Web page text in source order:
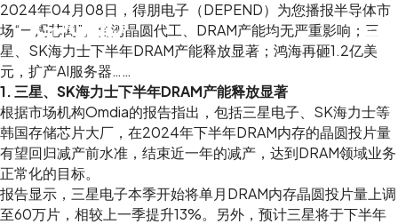
2024年04月08日，得朋电子（DEPEND）为您播报半导体市
场“一周芯闻”。台湾晶圆代工、DRAM产能均无严重影响；三
星、SK海力士下半年DRAM产能释放显著；鸿海再砸1.2亿美
元，扩产AI服务器……
1. 三星、SK海力士下半年DRAM产能释放显著
根据市场机构Omdia的报告指出，包括三星电子、SK海力士等
韩国存储芯片大厂，在2024年下半年DRAM内存的晶圆投片量
有望回归减产前水准，结束近一年的减产，达到DRAM领域业务
正常化的目标。
报告显示，三星电子本季开始将单月DRAM内存晶圆投片量上调
至60万片，相较上一季提升13%。另外，预计三星将于下半年